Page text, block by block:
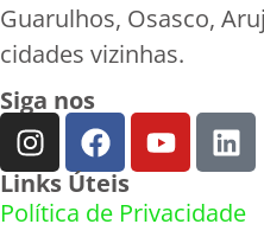
Guarulhos, Osasco,
cidades vizinhas.
Siga nos
Links Úteis
Política de Privacidade